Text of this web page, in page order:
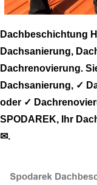
Dachbeschichtung
Dachsanierung,
Dachrenovierung.
Dachsanierung, ✓
oder ✓
SPODAREK, Ihr
✉.